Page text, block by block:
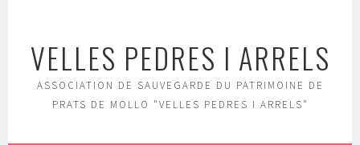
contenu
principal
VELLES PEDRES I ARRELS
ASSOCIATION DE SAUVEGARDE DU PATRIMOINE DE
PRATS DE MOLLO "VELLES PEDRES I ARRELS"